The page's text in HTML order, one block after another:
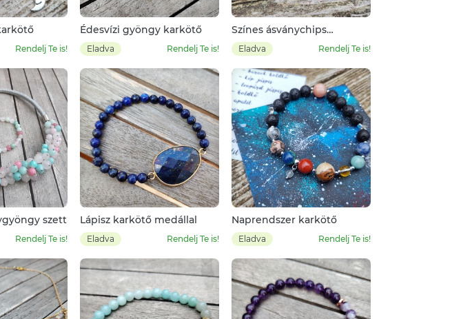
Rendelj Te is!
Édesvízi gyöngy karkötő
Eladva Rendelj Te is!
Színes ásványchips
fülbevaló
Eladva Rendelj Te is!
szett
Rendelj Te is!
Lápisz karkötő medállal
Eladva Rendelj Te is!
Naprendszer karkötő
Eladva Rendelj Te is!